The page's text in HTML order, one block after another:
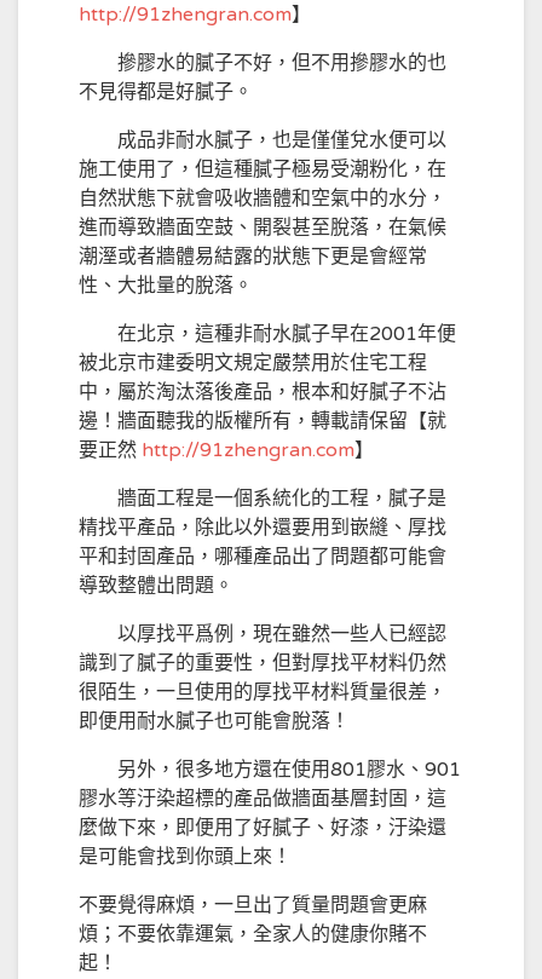
http://91zhengran.com】
摻膠水的膩子不好，但不用摻膠水的也
不見得都是好膩子。
成品非耐水膩子，也是僅僅兌水便可以
施工使用了，但這種膩子極易受潮粉化，在
自然狀態下就會吸收牆體和空氣中的水分，
進而導致牆面空鼓、開裂甚至脫落，在氣候
潮溼或者牆體易結露的狀態下更是會經常
性、大批量的脫落。
在北京，這種非耐水膩子早在2001年便
被北京市建委明文規定嚴禁用於住宅工程
中，屬於淘汰落後產品，根本和好膩子不沾
邊！牆面聽我的版權所有，轉載請保留【就
要正然 http://91zhengran.com】
牆面工程是一個系統化的工程，膩子是
精找平產品，除此以外還要用到嵌縫、厚找
平和封固產品，哪種產品出了問題都可能會
導致整體出問題。
以厚找平爲例，現在雖然一些人已經認
識到了膩子的重要性，但對厚找平材料仍然
很陌生，一旦使用的厚找平材料質量很差，
即便用耐水膩子也可能會脫落！
另外，很多地方還在使用801膠水、901
膠水等汙染超標的產品做牆面基層封固，這
麼做下來，即便用了好膩子、好漆，汙染還
是可能會找到你頭上來！
不要覺得麻煩，一旦出了質量問題會更麻
煩；不要依靠運氣，全家人的健康你賭不
起！